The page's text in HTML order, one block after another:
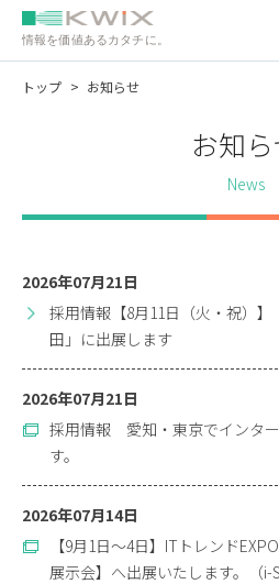
情報を価値あるカタチに。
トップ お知らせ
お知
News
2026年07月21日
採用情報【8月11日（火・祝）
田」に出展します
2026年07月21日
採用情報 愛知・東京でインタ
す。
2026年07月14日
【9月1日～4日】ITトレンド
展示会】へ出展いたします。（i-